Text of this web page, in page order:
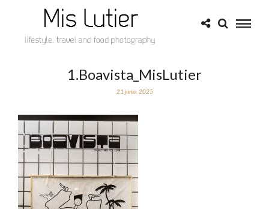
1.Boavista_MisLutier
21 junio, 2025